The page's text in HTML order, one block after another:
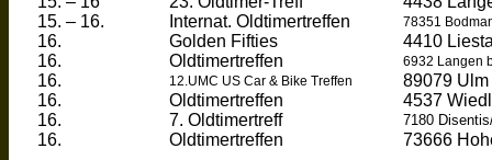
15. – 16.
Internat. Oldtimertreffen 78351
16. Golden Fifties 4410
16.
Oldtimertreffen 6932 Langen
16. 12.UMC US Car & Bike Treffen
89079 Ulm
16.
Oldtimertreffen 4537
16.
7.Oldtimertreff 7180 Disentis
16. Oldtimertreffen 73666